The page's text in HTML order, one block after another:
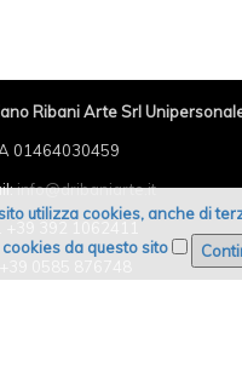
Ribani Arte Srl
01464030459
info@dribaniarte.it
utilizza cookies, anche di
da questo sito